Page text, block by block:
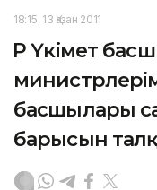
18:15, 13 Қазан 2011
ҚР Үкімет
басшылары
барысын